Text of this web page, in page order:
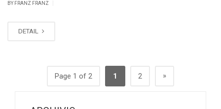
BY FRANZ FRANZ
DETAIL
Page 1 of 2 1 2 »